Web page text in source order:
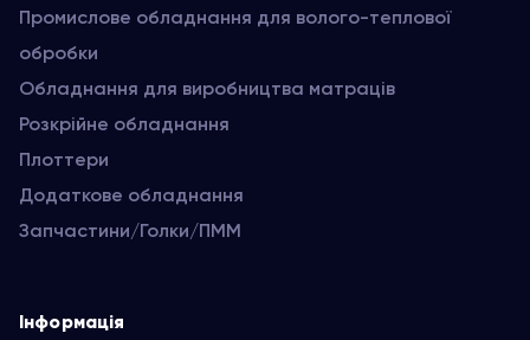
Промислове обладнання для волого-теплової
обробки
Обладнання для виробництва матраців
Розкрійне обладнання
Плоттери
Додаткове обладнання
Запчастини/Голки/ПММ
Інформація